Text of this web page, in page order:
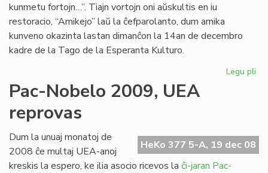
kunmetu fortojn…”. Tiajn vortojn oni aŭskultis en iu
restoracio, “Amikejo” laŭ la ĉefparolanto, dum amika
kunveno okazinta lastan dimanĉon la 14an de decembro
kadre de la Tago de la Esperanta Kulturo.
Legu pli
Pac-Nobelo 2009, UEA
reprovas
HeKo 377 5-A, 19 dec 08
Dum la unuaj monatoj de
2008 ĉe multaj UEA-anoj
kreskis la espero, ke ilia asocio ricevos la ĉi-jaran Pac-